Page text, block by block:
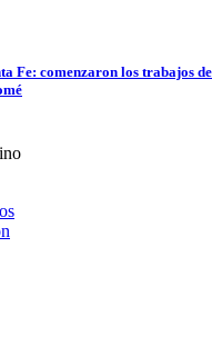
Fe: comenzaron los trabajos